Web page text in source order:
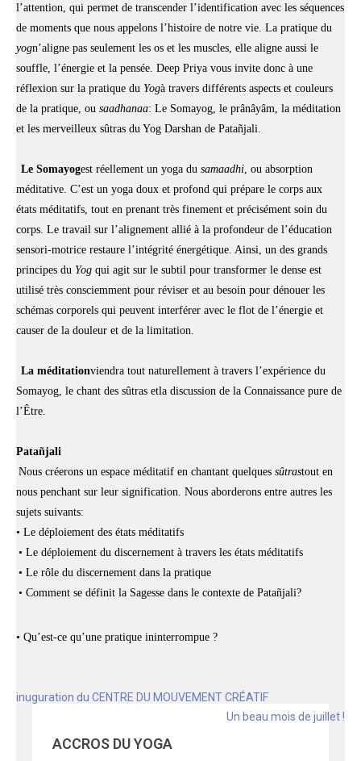
l’attention, qui permet de transcender l’identification avec les séquences
de moments que nous appelons l’histoire de notre vie. La pratique du
yogn’aligne pas seulement les os et les muscles, elle aligne aussi le
souffle, l’énergie et la pensée. Deep Priya vous invite donc à une
réflexion sur la pratique du Yogà travers différents aspects et couleurs
de la pratique, ou saadhanaa: Le Somayog, le prânâyâm, la méditation
et les merveilleux sûtras du Yog Darshan de Patañjali.
Le Somayogest réellement un yoga du samaadhi, ou absorption
méditative. C’est un yoga doux et profond qui prépare le corps aux
états méditatifs, tout en prenant très finement et précisément soin du
corps. Le travail sur l’alignement allié à la profondeur de l’éducation
sensori-motrice restaure l’intégrité énergétique. Ainsi, un des grands
principes du Yog qui agit sur le subtil pour transformer le dense est
utilisé très consciemment pour réviser et au besoin pour dénouer les
schémas corporels qui peuvent interférer avec le flot de l’énergie et
causer de la douleur et de la limitation.
La méditationviendra tout naturellement à travers l’expérience du
Somayog, le chant des sûtras etla discussion de la Connaissance pure de
l’Être.
Patañjali
Nous créerons un espace méditatif en chantant quelques sûtrastout en
nous penchant sur leur signification. Nous aborderons entre autres les
sujets suivants:
• Le déploiement des états méditatifs
• Le déploiement du discernement à travers les états méditatifs
• Le rôle du discernement dans la pratique
• Comment se définit la Sagesse dans le contexte de Patañjali?
• Qu’est-ce qu’une pratique ininterrompue ?
Navigation
l'article
inuguration du CENTRE DU MOUVEMENT CRÉATIF
Un beau mois de juillet !
ACCROS DU YOGA